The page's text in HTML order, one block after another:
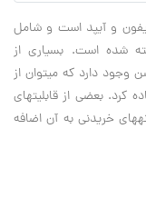
Priime یک اپلیکیشن ویرایش عکس جالب برای آی‎فون و آی‎پد است و شامل
شده است. بسیاری از
ابزارهای ویرایشی معروف عکس نیز در این اپلیکیشن وجود دارد که می‎توان از
آنها روی عکس‎های بزرگ (تا 36 مگاپیکسل) استفاده کرد. بعضی از قابلیت‎های
جالب توجه در این اپلیکیشن را باید از طریق افزونه‎های خریدنی به آن اضافه